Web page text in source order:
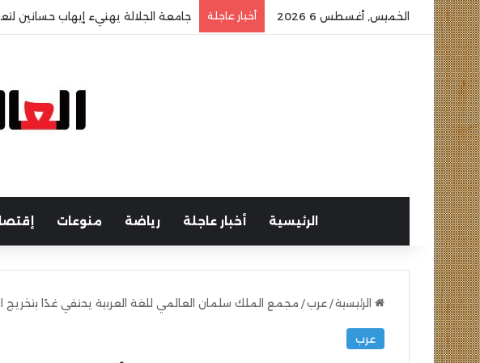
الخميس, أغسطس 6 2026 أخبار عاجلة جامعة الجلالة يهنيء إيهاب حسانين
الرئيسية أخبار عاجلة رياضة منوعات
الرئيسية/ عرب/ مجمع الملك سلمان العالمي للغة العربية يحتفي غدًا بتخريج
عرب